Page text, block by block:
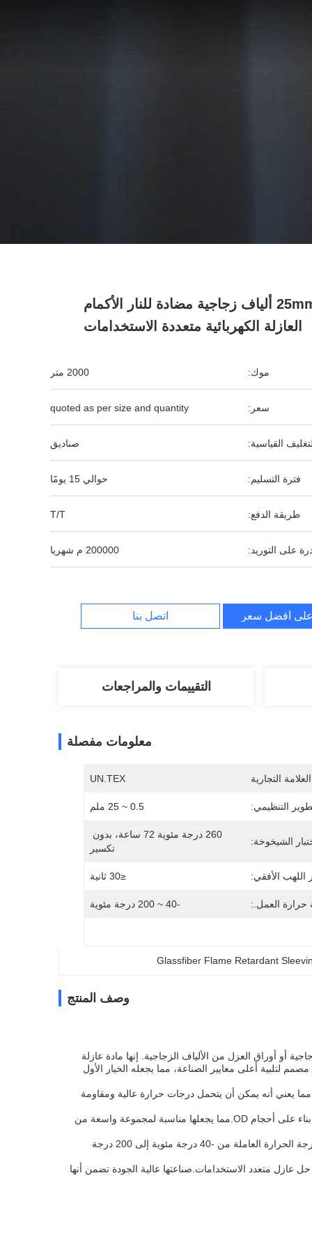
0.5 ~ 25mm ألياف زجاجية مضادة للنار الأكمام
العازلة الكهربائية متعددة الاستخدامات
موك: 2000 متر
سعر: quoted as per size and quantity
القياسية: صناديق
فترة التسليم: حوالي 15 يومًا
طريقة الدفع: T/T
على التوريد: 200000 م شهريا
أفضل سعر اتصل بنا
التقييمات والمراجعات
معلومات مفصلة
التجارية UN.TEX
التنظيمي: 0.5 ~ 25 ملم
الشيخوخة:
تكسير
اللهب الأفقي: ≤30 ثانية
حرارة العمل.: -40 ~ 200 درجة مئوية
Glassfiber Flame Retardant
وصف المنتج
أو أوراق العزل من الألياف الزجاجية. إنها مادة عازلة
لتلبية أعلى معايير الصناعة، مما يجعله الخيار الأول
يعني أنه يمكن أن يتحمل درجات حرارة عالية ومقاومة
يتوفر أكمام مختلفة لتلبية احتياجاتك. نحن نقدم أطوال لفة من 200m، 100m، 50m، و 25m بناء على أحجام OD.مما يجعلها مناسبة لمجموعة واسعة من
أكمامنا المقاومة للنار من الألياف الزجاجية يمكنها تحمل درجات الحرارة القصوى، مع نطاق درجة الحرارة العاملة من -40 درجة مئوية إلى 200 درجة
عازل متعدد الاستخدامات.صناعتها عالية الجودة تضمن أنها